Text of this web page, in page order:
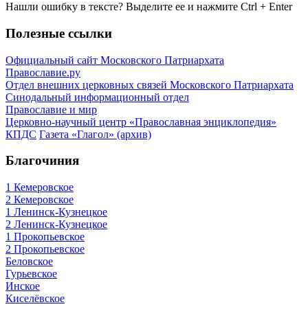
Нашли ошибку в тексте? Выделите ее и нажмите Ctrl + Enter
Полезные ссылки
Официальный сайт Московского Патриархата
Православие.ру
Отдел внешних церковных связей Московского Патриархата
Синодальный информационный отдел
Православие и мир
Церковно-научный центр «Православная энциклопедия»
КПДС Газета «Глагол» (архив)
Благочиния
1 Кемеровское
2 Кемеровское
1 Ленинск-Кузнецкое
2 Ленинск-Кузнецкое
1 Прокопьевское
2 Прокопьевское
Беловское
Гурьевское
Инское
Киселёвское